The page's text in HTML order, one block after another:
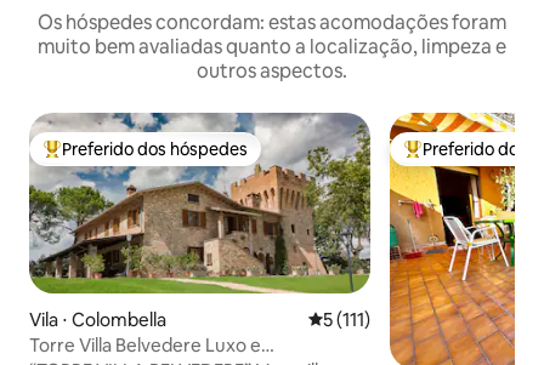
Os hóspedes concordam: estas acomodações foram
muito bem avaliadas quanto a localização, limpeza e
outros aspectos.
Entre os melhores preferidos dos hóspedes
Preferido dos hóspedes
Vila ⋅ Colombella 5 de uma avaliação média
5 (111)
Torre Villa Belvedere Luxo e
Entre os
Preferido dos